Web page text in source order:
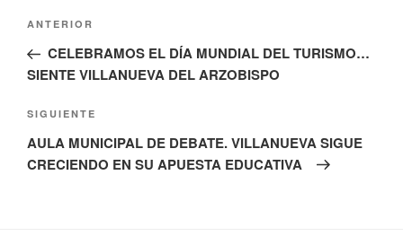
Navegación
entradas
Entrada
anterior:
ANTERIOR
CELEBRAMOS EL DÍA MUNDIAL DEL TURISMO…
SIENTE VILLANUEVA DEL ARZOBISPO
Siguiente
entrada
SIGUIENTE
AULA MUNICIPAL DE DEBATE. VILLANUEVA SIGUE
CRECIENDO EN SU APUESTA EDUCATIVA